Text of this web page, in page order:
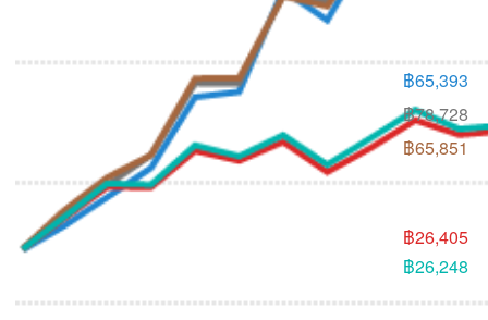
฿65,393
฿78,728
฿65,851
฿26,405
฿26,248